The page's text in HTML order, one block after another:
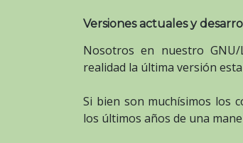
Versiones actuales y
Nosotros en nuestro
realidad la última versión
Si bien son muchísimos los
los últimos años de una